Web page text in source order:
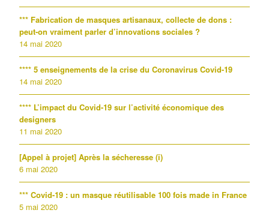
*** Fabrication de masques artisanaux, collecte de dons :
peut-on vraiment parler d’innovations sociales ?
14 mai 2020
**** 5 enseignements de la crise du Coronavirus Covid-19
14 mai 2020
**** L’impact du Covid-19 sur l’activité économique des
designers
11 mai 2020
[Appel à projet] Après la sécheresse (i)
6 mai 2020
*** Covid-19 : un masque réutilisable 100 fois made in France
5 mai 2020